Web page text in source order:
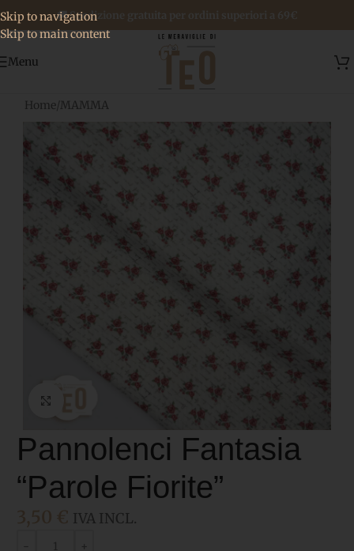
Skip to navigation
Skip to main content
🚚 Spedizione gratuita per ordini superiori a 69€
Menu
Home/MAMMA
Pannolenci Fantasia
“Parole Fiorite”
IVA INCL.